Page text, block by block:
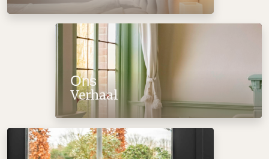
Verhaal
Ons
Verhaal
en beleven